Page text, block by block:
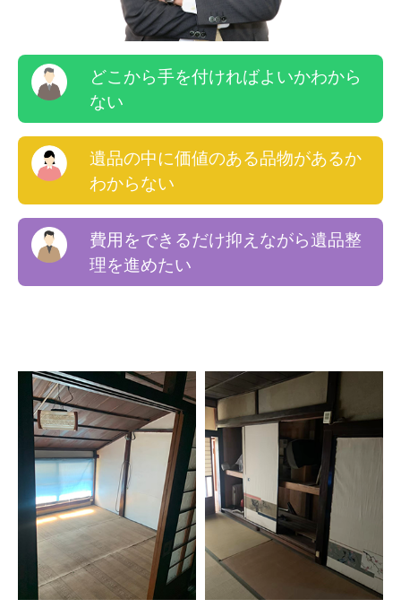
どこから手を付ければよいかわから
ない
遺品の中に価値のある品物があるか
わからない
費用をできるだけ抑えながら遺品整
理を進めたい